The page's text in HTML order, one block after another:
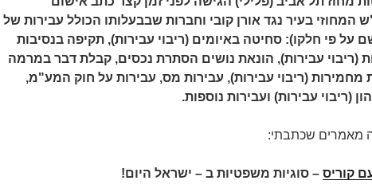
המחוזי בעיר נגד אורן קובי וחברות שבבעלותו הכולל עבירות של
על פי חלקו): סחיטה באיומים (ריבוי עבירות), תקיפה בנסיבות
(ריבוי עבירות), הונאת נושים הסתרת נכסים, קבלת דבר במרמה
מחמירות (ריבוי עבירות), עבירות מס, עבירות על חוק המע"מ,
(ריבוי עבירות) ועבירות נוספות.
מאמרים שכתבתי:
קוריס – סוגיות משפטיות ב – ישראל היום!